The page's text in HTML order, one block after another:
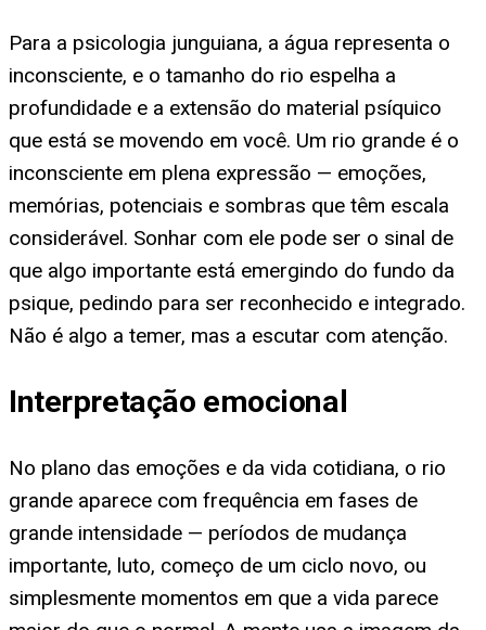
Para a psicologia junguiana, a água representa o
inconsciente, e o tamanho do rio espelha a
profundidade e a extensão do material psíquico
que está se movendo em você. Um rio grande é o
inconsciente em plena expressão — emoções,
memórias, potenciais e sombras que têm escala
considerável. Sonhar com ele pode ser o sinal de
que algo importante está emergindo do fundo da
psique, pedindo para ser reconhecido e integrado.
Não é algo a temer, mas a escutar com atenção.
Interpretação emocional
No plano das emoções e da vida cotidiana, o rio
grande aparece com frequência em fases de
grande intensidade — períodos de mudança
importante, luto, começo de um ciclo novo, ou
simplesmente momentos em que a vida parece